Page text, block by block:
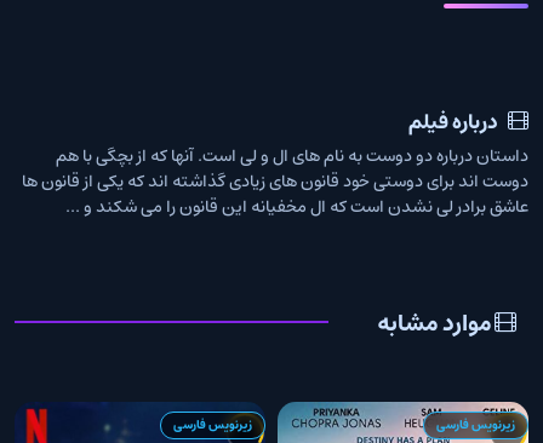
درباره فیلم
داستان درباره دو دوست به نام های ال و لی است. آنها که از بچگی با هم
دوست اند برای دوستی خود قانون های زیادی گذاشته اند که یکی از قانون ها
عاشق برادر لی نشدن است که ال مخفیانه این قانون را می شکند و ...
موارد مشابه
زیرنویس فارسی زیرنویس فارسی